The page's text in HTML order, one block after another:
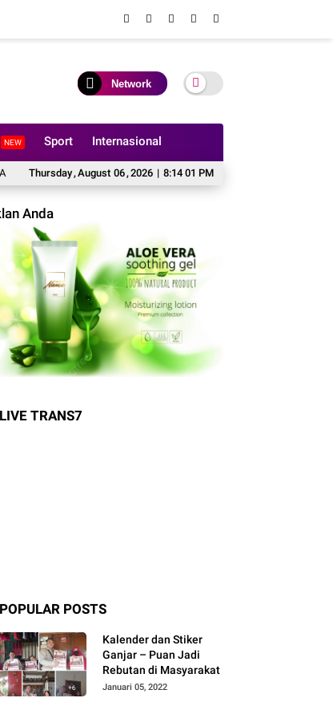
Network
NEW Sport Internasional
Thursday,August 06,2026 | 8:14 02 PM
Terlarang Jakarta On The Spot di Pulau Tidung,
Anda
LIVE TRANS7
POPULAR POSTS
Kalender dan Stiker
Ganjar – Puan Jadi
Rebutan di Masyarakat
Januari 05, 2022